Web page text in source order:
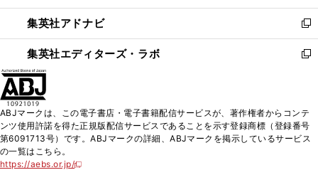
開
く
ウ
で
開
く
ン
ド
ウ
で
ウ
ィ
ン
ド
く
集英社アドナビ
新
し
い
ド
ウ
で
集英社エディターズ・ラボ
新
ィ
ン
ド
ABJマークは、この電子書店・電子書籍配信サービスが、著作権者からコンテ
ンツ使用許諾を得た正規版配信サービスであることを示す登録商標（登録番号
第6091713号）です。ABJマークの詳細、ABJマークを掲示しているサービス
の一覧はこちら。
https://aebs.or.jp/
新